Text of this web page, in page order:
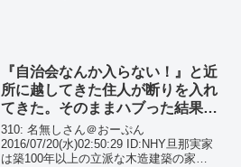
『自治会なんか入らない！』と近
所に越してきた住人が断りを入れ
てきた。そのままハブった結果…
310: 名無しさん＠おーぷん
2016/07/20(水)02:50:29 ID:NHY旦那実家
は築100年以上の立派な木造建築の家屋